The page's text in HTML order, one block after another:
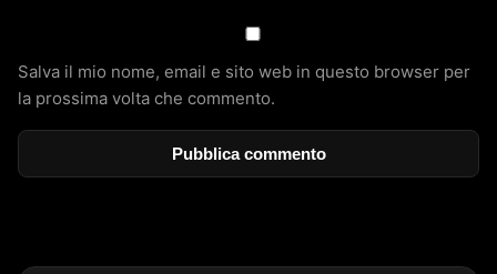
Salva il mio nome, email e sito web in questo browser per
la prossima volta che commento.